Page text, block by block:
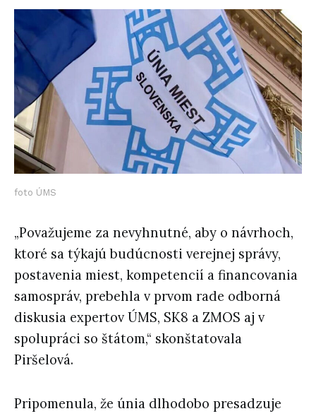
foto ÚMS
„Považujeme za nevyhnutné, aby o návrhoch,
ktoré sa týkajú budúcnosti verejnej správy,
postavenia miest, kompetencií a financovania
samospráv, prebehla v prvom rade odborná
diskusia expertov ÚMS, SK8 a ZMOS aj v
spolupráci so štátom,“ skonštatovala
Piršelová.
Pripomenula, že únia dlhodobo presadzuje